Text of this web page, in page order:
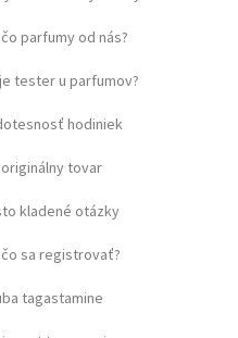
parfumy od nás?
tester u parfumov?
hodiniek
tovar
kladené otázky
sa registrovať?
tagastamine